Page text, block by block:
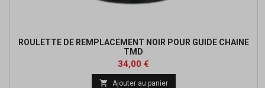
ROULETTE DE REMPLACEMENT NOIR POUR GUIDE CHAINE
TMD
Prix
34,00 €
 Ajouter au panier